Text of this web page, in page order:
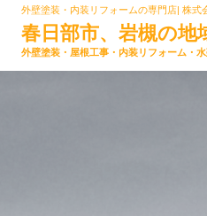
外壁塗装・内装リフォームの専門店| 株式
春日部市、岩槻の地
外壁塗装・屋根工事・内装リフォーム・